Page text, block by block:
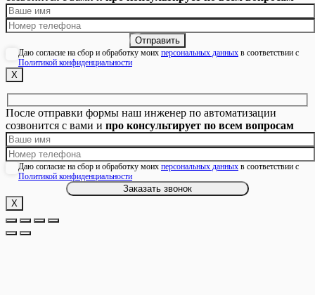
Даю согласие на сбор и обработку моих персональных данных в соответствии с
Политикой конфиденциальности
Х
После отправки формы наш инженер по автоматизации
созвонится с вами и про консультирует по всем вопросам
Даю согласие на сбор и обработку моих персональных данных в соответствии с
Политикой конфиденциальности
Х